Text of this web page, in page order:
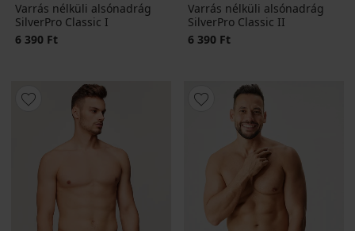
Varrás nélküli alsónadrág
SilverPro Classic I
6 390 Ft
Varrás nélküli alsónadrág
SilverPro Classic II
6 390 Ft